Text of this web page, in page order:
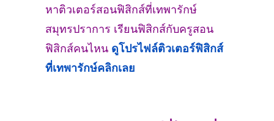
หาติวเตอร์สอนฟิสิกส์ที่เทพารักษ์
สมุทรปราการ เรียนฟิสิกส์กับครูสอน
ฟิสิกส์คนไหน ดูโปรไฟล์ติวเตอร์ฟิสิกส์
ที่เทพารักษ์คลิกเลย